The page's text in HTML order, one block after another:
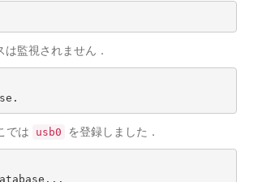
監視されません．
では usb0 を登録しました．